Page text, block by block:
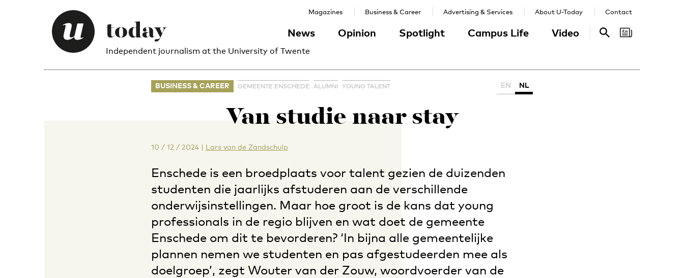
Independent journalism at the University of Twente
News Opinion Spotlight Campus Life Video
Magazines Business & Career Advertising & Services About U-Today Contact
Search
BUSINESS & CAREER GEMEENTE ENSCHEDE ALUMNI YOUNG TALENT EN NL
Van studie naar stay
10 / 12 / 2024 | Lars van de Zandschulp
Enschede is een broedplaats voor talent gezien de duizenden
studenten die jaarlijks afstuderen aan de verschillende
onderwijsinstellingen. Maar hoe groot is de kans dat young
professionals in de regio blijven en wat doet de gemeente
Enschede om dit te bevorderen? ‘In bijna alle gemeentelijke
plannen nemen we studenten en pas afgestudeerden mee als
doelgroep’, zegt Wouter van der Zouw, woordvoerder van de